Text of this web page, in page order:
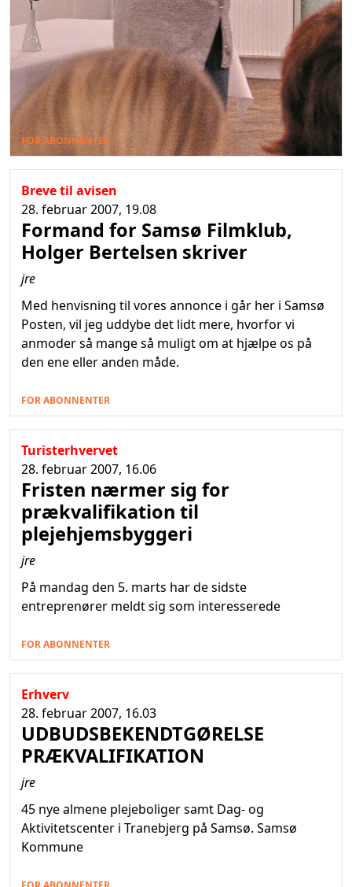
FOR ABONNENTER
Breve til avisen
28. februar 2007, 19.08
Formand for Samsø Filmklub,
Holger Bertelsen skriver
jre
Med henvisning til vores annonce i går her i Samsø
Posten, vil jeg uddybe det lidt mere, hvorfor vi
anmoder så mange så muligt om at hjælpe os på
den ene eller anden måde.
FOR ABONNENTER
Turisterhvervet
28. februar 2007, 16.06
Fristen nærmer sig for
prækvalifikation til
plejehjemsbyggeri
jre
På mandag den 5. marts har de sidste
entreprenører meldt sig som interesserede
FOR ABONNENTER
Erhverv
28. februar 2007, 16.03
UDBUDSBEKENDTGØRELSE 
PRÆKVALIFIKATION
jre
45 nye almene plejeboliger samt Dag- og
Aktivitetscenter i Tranebjerg på Samsø. Samsø
Kommune